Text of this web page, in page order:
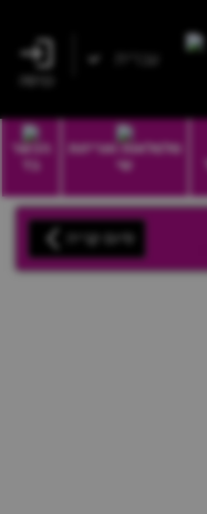
עברית
סלסלאות ואריזות
שי
הכשר
בד
סיום קנייה